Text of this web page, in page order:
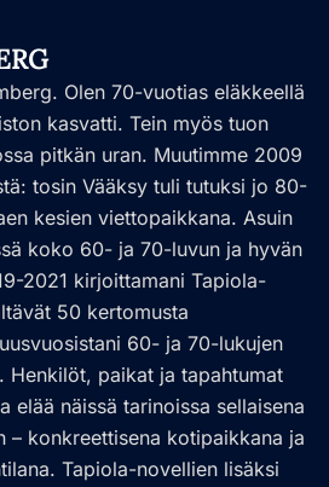
Olen 70-vuotias eläkkeellä
kasvatti. Tein myös tuon
pitkän uran. Muutimme 2009
tosin Vääksy tuli tutuksi jo 80-
kesien viettopaikkana. Asuin
koko 60- ja 70-luvun ja hyvän
2021 kirjoittamani Tapiola-
50 kertomusta
60- ja 70-lukujen
Henkilöt, paikat ja tapahtumat
elää näissä tarinoissa sellaisena
– konkreettisena kotipaikkana ja
Tapiola-novellien lisäksi